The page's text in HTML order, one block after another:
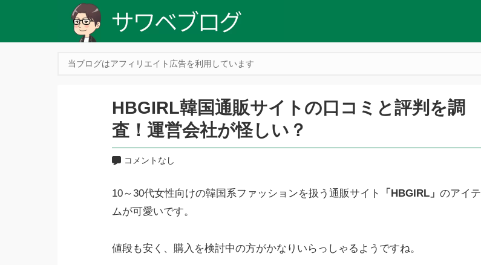
当ブログはアフィリエイト広告を利用しています
HBGIRL韓国通販サイトの口コミと評判を調
査！運営会社が怪しい？
コメントなし
10～30代女性向けの韓国系ファッションを扱う通販サイト 「HBGIRL」 のアイテ
ムが可愛いです。
値段も安く、購入を検討中の方がかなりいらっしゃるようですね。